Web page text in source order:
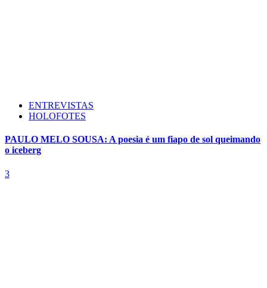
ENTREVISTAS
HOLOFOTES
PAULO MELO SOUSA: A poesia é um fiapo de sol queimando
o iceberg
3